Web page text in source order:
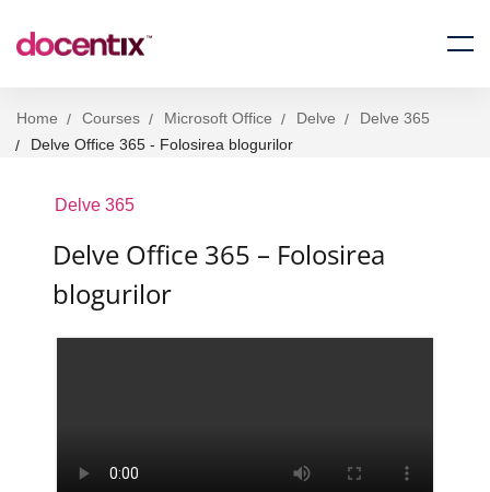
Home Courses Microsoft Office Delve
Delve 365
Delve Office 365 - Folosirea blogurilor
Delve 365
Delve Office 365 – Folosirea
blogurilor